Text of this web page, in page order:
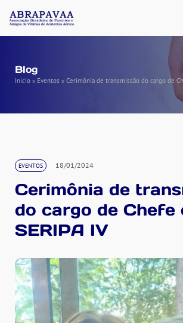
Blog
Início » Eventos » Cerimônia de transmissão do cargo de
EVENTOS 18/01/2024
Cerimônia de
do cargo de Chefe
SERIPA IV